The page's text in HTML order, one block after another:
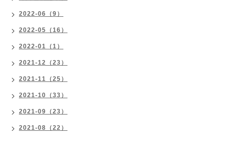
2022-06（9）
2022-05（16）
2022-01（1）
2021-12（23）
2021-11（25）
2021-10（33）
2021-09（23）
2021-08（22）